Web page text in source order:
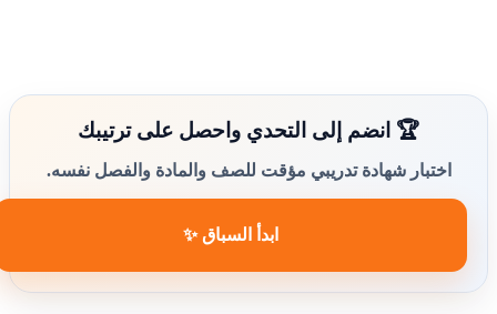
🏆 انضم إلى التحدي واحصل على ترتيبك
اختبار شهادة تدريبي مؤقت للصف والمادة والفصل نفسه.
ابدأ السباق ✨